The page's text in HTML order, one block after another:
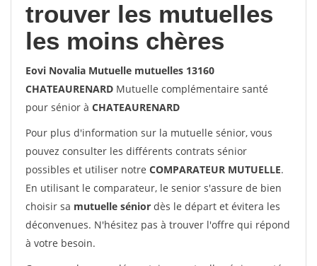
trouver les mutuelles
les moins chères
Eovi Novalia Mutuelle mutuelles 13160
CHATEAURENARD Mutuelle complémentaire santé
pour sénior à CHATEAURENARD
Pour plus d'information sur la mutuelle sénior, vous
pouvez consulter les différents contrats sénior
possibles et utiliser notre COMPARATEUR MUTUELLE.
En utilisant le comparateur, le senior s'assure de bien
choisir sa mutuelle sénior dès le départ et évitera les
déconvenues. N'hésitez pas à trouver l'offre qui répond
à votre besoin.